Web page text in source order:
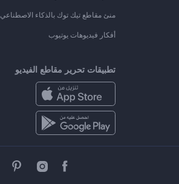
منئ مقاطع تيك توك بالذكاء الاصطناعي
أفكار فيديوهات يوتيوب
تطبيقات تحرير مقاطع الفيديو